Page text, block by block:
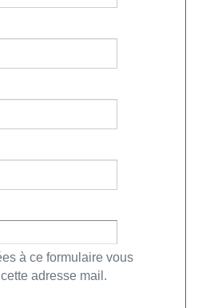
à ce formulaire vous
adresse mail.